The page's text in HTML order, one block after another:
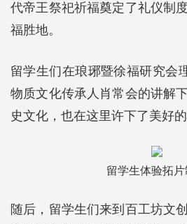
代帝王祭祀祈福奠定了礼仪制
福胜地。
留学生们在琅琊暨徐福研究会
物质文化传承人肖常会的讲解
史文化，也在这里许下了美好的
留学生体验拓
随后，留学生们来到百工坊文